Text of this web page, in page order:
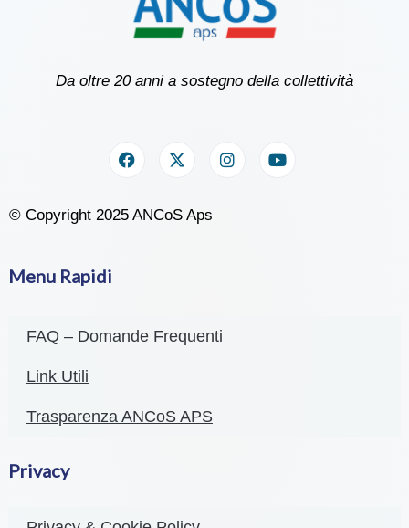
Da oltre 20 anni a sostegno della collettività
© Copyright 2025 ANCoS Aps
Menu Rapidi
FAQ – Domande Frequenti
Link Utili
Trasparenza ANCoS APS
Privacy